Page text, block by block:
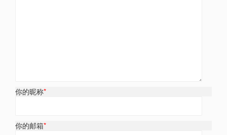
你的昵称*
你的邮箱*